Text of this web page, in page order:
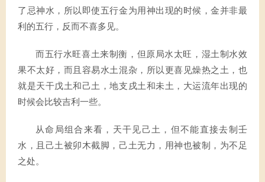
了忌神水，所以即使五行金为用神出现的时候，金并非最
利的五行，反而不喜多见。
而五行水旺喜土来制衡，但原局水太旺，湿土制水效
果不太好，而且容易水土混杂，所以更喜见燥热之土，也
就是天干戊土和己土，地支戌土和未土，大运流年出现的
时候会比较吉利一些。
从命局组合来看，天干见己土，但不能直接去制壬
水，且己土被卯木截脚，己土无力，用神也被制，为不足
之处。